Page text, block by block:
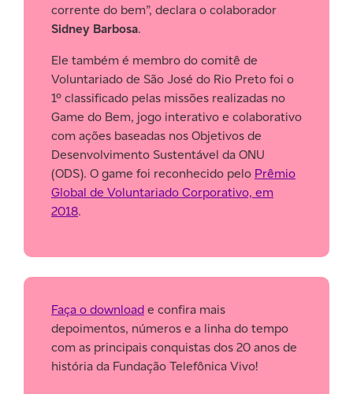
corrente do bem”, declara o colaborador
Sidney Barbosa.
Ele também é membro do comitê de
Voluntariado de São José do Rio Preto foi o
1º classificado pelas missões realizadas no
Game do Bem, jogo interativo e colaborativo
com ações baseadas nos Objetivos de
Desenvolvimento Sustentável da ONU
(ODS). O game foi reconhecido pelo Prêmio
Global de Voluntariado Corporativo, em
2018.
Faça o downloade confira mais
depoimentos, números e a linha do tempo
com as principais conquistas dos 20 anos de
história da Fundação Telefônica Vivo!